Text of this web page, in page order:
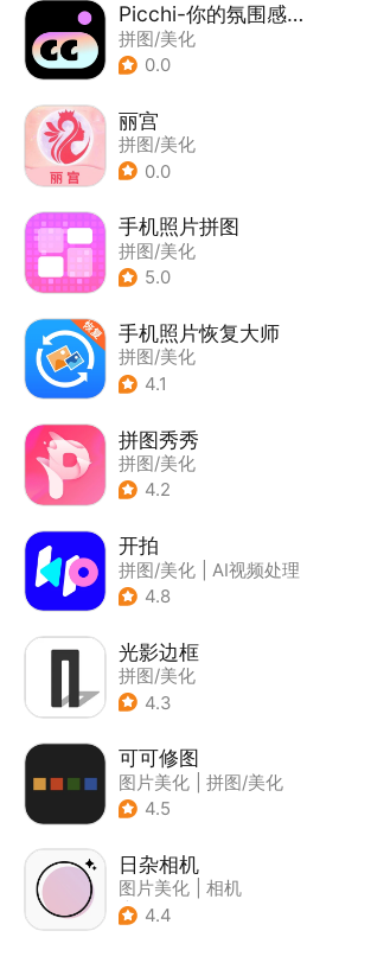
Picchi-你的氛围感修图师
拼图/美化
0.0
丽宫
拼图/美化
0.0
手机照片拼图
拼图/美化
5.0
手机照片恢复大师
拼图/美化
4.1
拼图秀秀
拼图/美化
4.2
开拍
拼图/美化
AI视频处理
4.8
光影边框
拼图/美化
4.3
可可修图
图片美化
拼图/美化
4.5
日杂相机
图片美化
相机
| 拼图/美化
4.4